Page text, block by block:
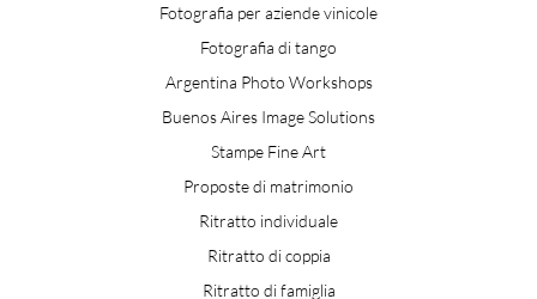
Fotografia per aziende vinicole
Fotografia di tango
Argentina Photo Workshops
Buenos Aires Image Solutions
Stampe Fine Art
Proposte di matrimonio
Ritratto individuale
Ritratto di coppia
Ritratto di famiglia